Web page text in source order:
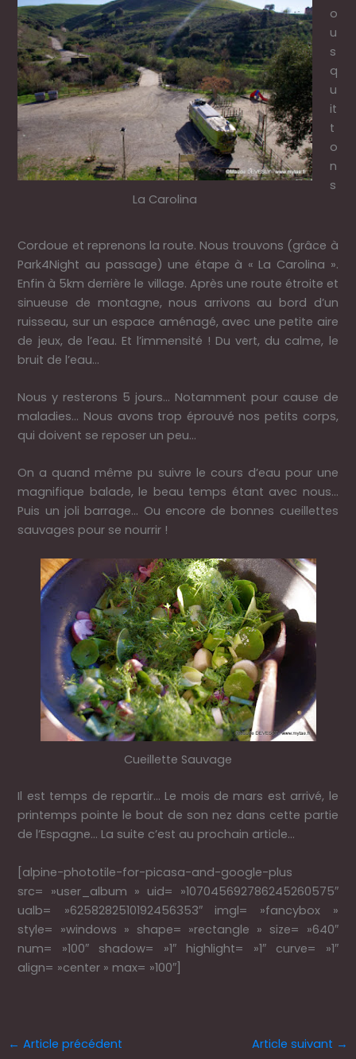
La Carolina
o
u
s
q
u
it
t
o
n
s
Cordoue et reprenons la route. Nous trouvons (grâce à
Park4Night au passage) une étape à « La Carolina ».
Enfin à 5km derrière le village. Après une route étroite et
sinueuse de montagne, nous arrivons au bord d’un
ruisseau, sur un espace aménagé, avec une petite aire
de jeux, de l’eau. Et l’immensité ! Du vert, du calme, le
bruit de l’eau…
Nous y resterons 5 jours… Notamment pour cause de
maladies… Nous avons trop éprouvé nos petits corps,
qui doivent se reposer un peu…
On a quand même pu suivre le cours d’eau pour une
magnifique balade, le beau temps étant avec nous…
Puis un joli barrage… Ou encore de bonnes cueillettes
sauvages pour se nourrir !
Cueillette Sauvage
Il est temps de repartir… Le mois de mars est arrivé, le
printemps pointe le bout de son nez dans cette partie
de l’Espagne… La suite c’est au prochain article…
[alpine-phototile-for-picasa-and-google-plus
src= »user_album » uid= »107045692786245260575″
ualb= »6258282510192456353″ imgl= »fancybox »
style= »windows » shape= »rectangle » size= »640″
num= »100″ shadow= »1″ highlight= »1″ curve= »1″
align= »center » max= »100″]
← Article précédent Article suivant →